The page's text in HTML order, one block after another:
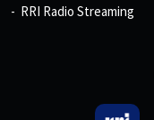
RRI Radio Streaming